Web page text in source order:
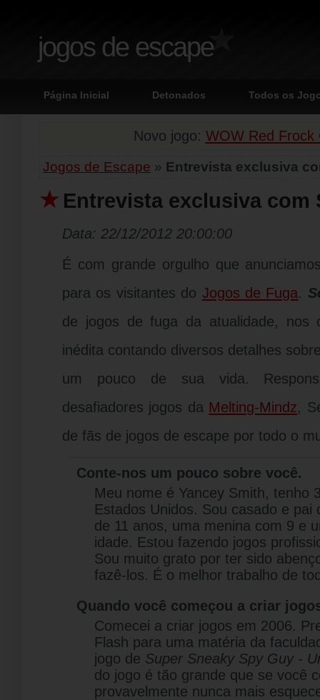
jogos de escape
Página Inicial Detonados Todos os
Novo jogo: WOW Red Frock
Jogos de Escape » Entrevista exclusiva
Entrevista exclusiva com
Data: 22/12/2012 20:00:00
É com grande orgulho que
para os visitantes do Jogos de Fuga.
de jogos de fuga da atualidade, nos
inédita contando diversos detalhes
um pouco de sua vida.
desafiadores jogos da Melting-Mindz,
de fãs de jogos de escape por todo o
Conte-nos um pouco sobre você.
Meu nome é Yancey Smith, tenho
Estados Unidos. Sou casado e
de 11 anos, uma menina com 9 e
idade. Estou fazendo jogos
Sou muito grato por ter sido
fazê-los. É o melhor trabalho de
Quando você começou a criar
Comecei a criar jogos em 2006.
Flash para uma matéria da
jogo de Super Sneaky Spy Guy -
do jogo é tão grande que se você
provavelmente nunca mais